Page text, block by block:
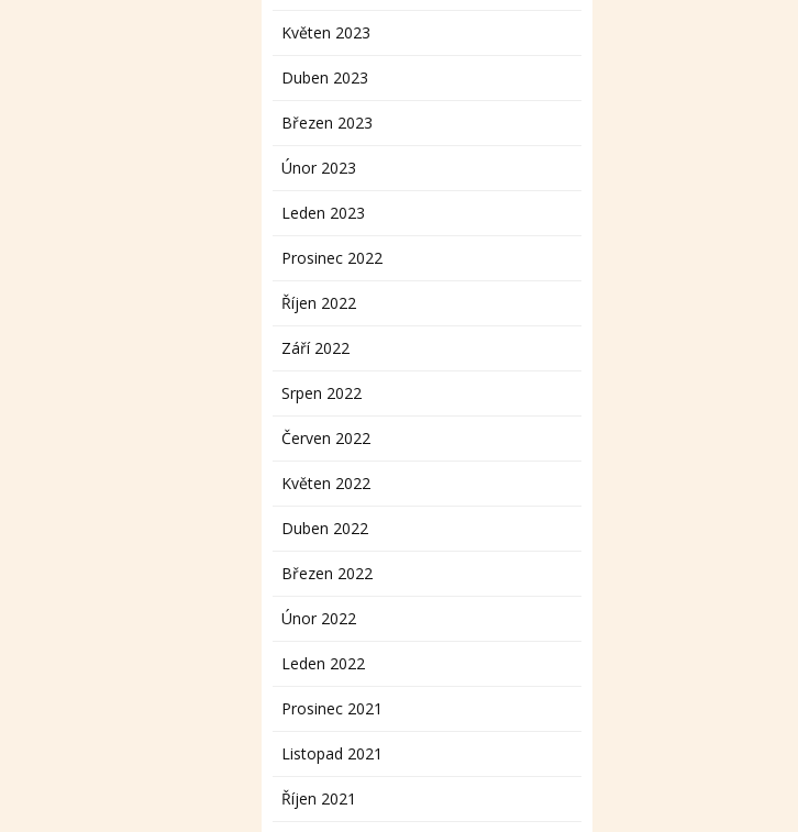
Květen 2023
Duben 2023
Březen 2023
Únor 2023
Leden 2023
Prosinec 2022
Říjen 2022
Září 2022
Srpen 2022
Červen 2022
Květen 2022
Duben 2022
Březen 2022
Únor 2022
Leden 2022
Prosinec 2021
Listopad 2021
Říjen 2021